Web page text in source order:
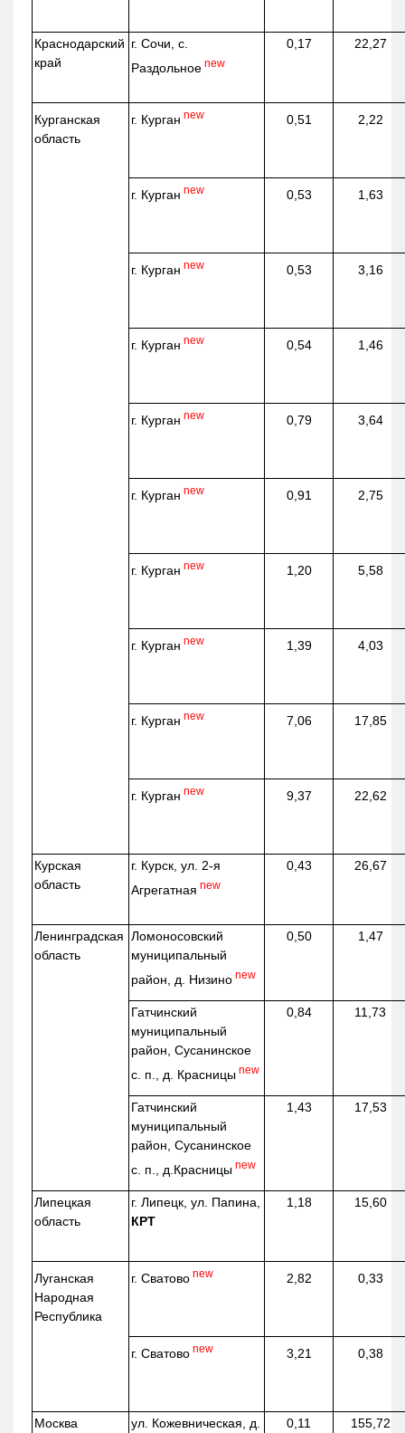
Краснодарский
край
г. Сочи, с.
Раздольное new
0,17 22,27
Курганская
область
г. Курган new 0,51 2,22
г. Курган new 0,53 1,63
г. Курган new 0,53 3,16
г. Курган new 0,54 1,46
г. Курган new 0,79 3,64
г. Курган new 0,91 2,75
г. Курган new 1,20 5,58
г. Курган new 1,39 4,03
г. Курган new 7,06 17,85
г. Курган new 9,37 22,62
Курская
область
г. Курск, ул. 2-я
Агрегатная new
0,43 26,67
Ленинградская
область
Ломоносовский
муниципальный
район, д. Низино new
0,50 1,47
Гатчинский
муниципальный
район, Сусанинское
с. п., д. Красницы new
0,84 11,73
Гатчинский
муниципальный
район, Сусанинское
с. п., д.Красницы new
1,43 17,53
Липецкая
область
г. Липецк, ул. Папина,
КРТ
1,18 15,60
Луганская
Народная
Республика
г. Сватово new 2,82 0,33
г. Сватово new 3,21 0,38
Москва ул. Кожевническая , д.
0,11 155,72